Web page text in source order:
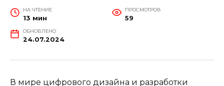
НА ЧТЕНИЕ
13 мин
ПРОСМОТРОВ
59
ОБНОВЛЕНО
24.07.2024
В мире цифрового дизайна и разработки